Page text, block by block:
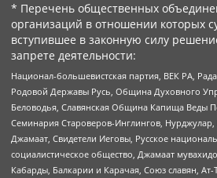
* Перечень общественных
организаций в отношении которых
вступившее в законную силу
запрете деятельности:
Национал-большевистская партия, ВЕК РА,
Родовой Державы Русь, Община Духовного
Беловодья, Славянская Община Капища Веды
Семинария Староверов-Инглингов,
Джамаат, Свидетели Иеговы, Русское
социалистическое общество, Джамаат
Кабарды, Балкарии и Карачая, Союз славян,